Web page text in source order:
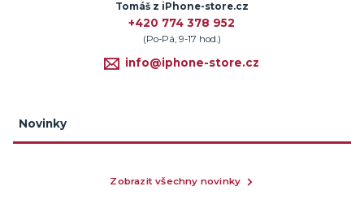
Tomáš z iPhone-store.cz
+420 774 378 952
(Po-Pá, 9-17 hod.)
info@iphone-store.cz
Novinky
Zobrazit všechny novinky